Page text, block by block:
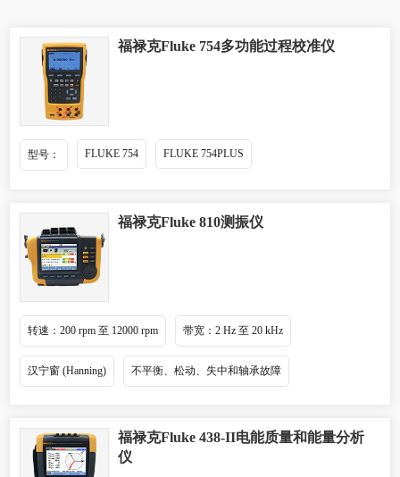
福禄克Fluke 754多功能过程校准仪
型号： FLUKE 754 FLUKE 754PLUS
福禄克Fluke 810测振仪
转速：200 rpm 至 12000 rpm 带宽：2 Hz 至 20 kHz
汉宁窗 (Hanning) 不平衡、松动、失中和轴承故障
福禄克Fluke 438-II电能质量和能量分析
仪